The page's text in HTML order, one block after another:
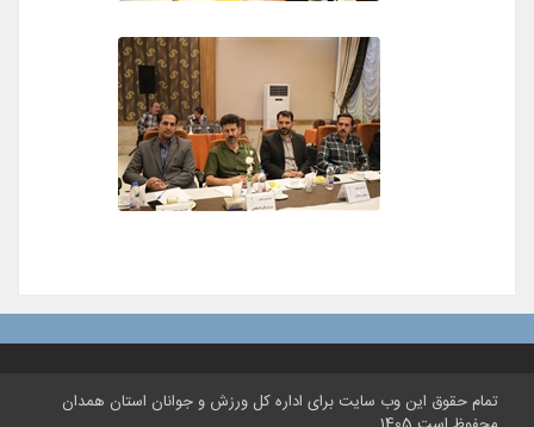
تمام حقوق این وب سایت برای اداره کل ورزش و جوانان استان همدان